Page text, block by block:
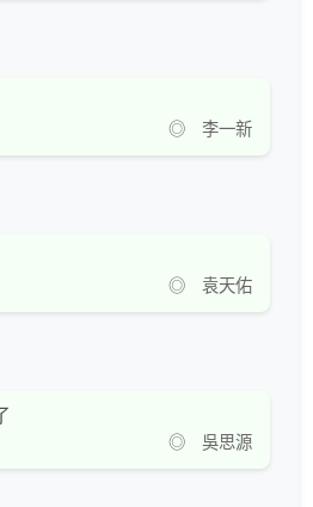
◎ 李一新
◎ 袁天佑
◎ 吳思源